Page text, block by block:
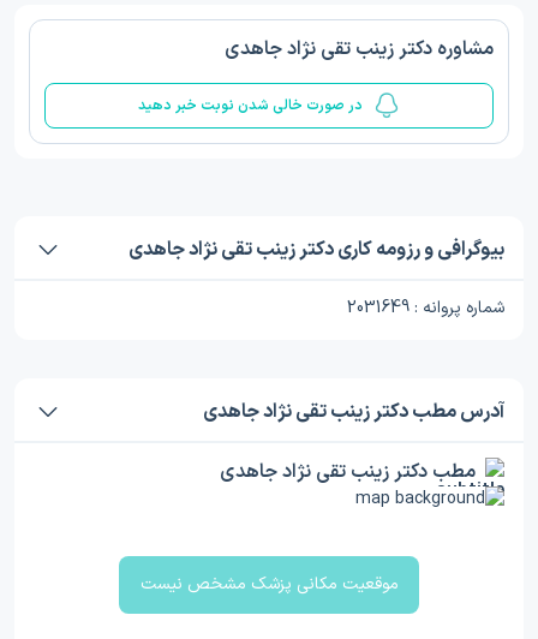
مشاوره دکتر زینب تقی نژاد جاهدی
در صورت خالی شدن نوبت خبر دهید
بیوگرافی و رزومه کاری دکتر زینب تقی نژاد جاهدی
شماره پروانه : 2031649
آدرس مطب دکتر زینب تقی نژاد جاهدی
مطب دکتر زینب تقی نژاد جاهدی
موقعیت مکانی پزشک مشخص نیست